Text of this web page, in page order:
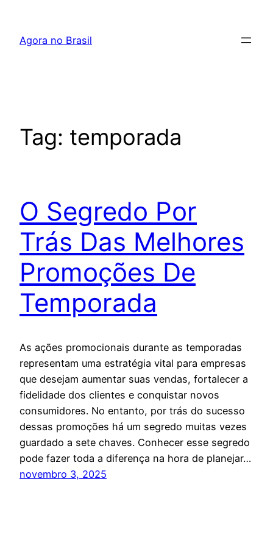
Agora no Brasil
Tag: temporada
O Segredo Por
Trás Das Melhores
Promoções De
Temporada
As ações promocionais durante as temporadas
representam uma estratégia vital para empresas
que desejam aumentar suas vendas, fortalecer a
fidelidade dos clientes e conquistar novos
consumidores. No entanto, por trás do sucesso
dessas promoções há um segredo muitas vezes
guardado a sete chaves. Conhecer esse segredo
pode fazer toda a diferença na hora de planejar…
novembro 3, 2025